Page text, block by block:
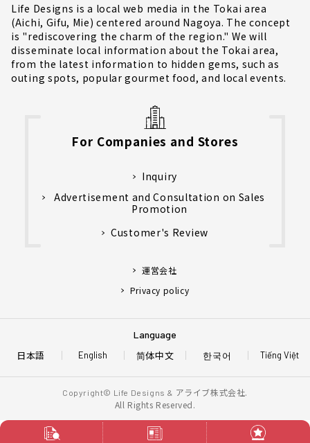
Life Designs is a local web media in the Tokai area
(Aichi, Gifu, Mie) centered around Nagoya. The concept
is "rediscovering the charm of the region." We will
disseminate local information about the Tokai area,
from the latest information to hidden gems, such as
outing spots, popular gourmet food, and local events.
For Companies and Stores
Inquiry
Advertisement and Consultation on Sales
Promotion
Customer's Review
運営会社
Privacy policy
Language
日本語 English Tiếng Việt
简体中文 한국어
Copyright© Life Designs & アライブ株式会社.
All Rights Reserved.